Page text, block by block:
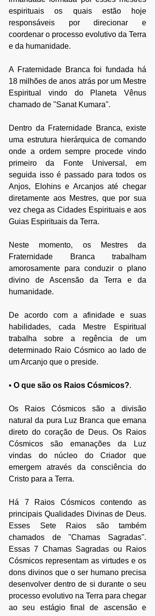
espirituais os quais estão hoje
responsáveis por direcionar e
coordenar o processo evolutivo da Terra
e da humanidade.
A Fraternidade Branca foi fundada há
18 milhões de anos atrás por um Mestre
Espiritual vindo do Planeta Vênus
chamado de ''Sanat Kumara''.
Dentro da Fraternidade Branca, existe
uma estrutura hierárquica de comando
onde a ordem sempre procede vindo
primeiro da Fonte Universal, em
seguida isso é passado para todos os
Anjos, Elohins e Arcanjos até chegar
diretamente aos Mestres, que por sua
vez chega as Cidades Espirituais e aos
Guias Espirituais da Terra.
Neste momento, os Mestres da
Fraternidade Branca trabalham
amorosamente para conduzir o plano
divino de Ascensão da Terra e da
humanidade.
De acordo com a afinidade e suas
habilidades, cada Mestre Espiritual
trabalha sobre a regência de um
determinado Raio Cósmico ao lado de
um Arcanjo que o preside.
▪ O que são os Raios Cósmicos?.
Os Raios Cósmicos são a divisão
natural da pura Luz Branca que emana
direto do coração de Deus. Os Raios
Cósmicos são emanações da Luz
vindas do núcleo do Criador que
emergem através da consciência do
Cristo para a Terra.
Há 7 Raios Cósmicos contendo as
principais Qualidades Divinas de Deus.
Esses Sete Raios são também
chamados de ''Chamas Sagradas''.
Essas 7 Chamas Sagradas ou Raios
Cósmicos representam as virtudes e os
dons divinos que o ser humano precisa
desenvolver dentro de si durante o seu
processo evolutivo na Terra para chegar
ao seu estágio final de ascensão e